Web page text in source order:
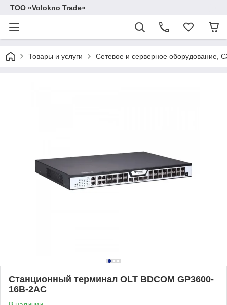
ТОО «Volokno Trade»
Товары и услуги Сетевое и серверное оборудование,
Станционный терминал OLT BDCOM GP3600-
16B-2AC